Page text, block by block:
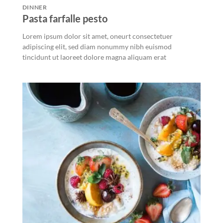
DINNER
Pasta farfalle pesto
Lorem ipsum dolor sit amet, oneurt consectetuer
adipiscing elit, sed diam nonummy nibh euismod
tincidunt ut laoreet dolore magna aliquam erat